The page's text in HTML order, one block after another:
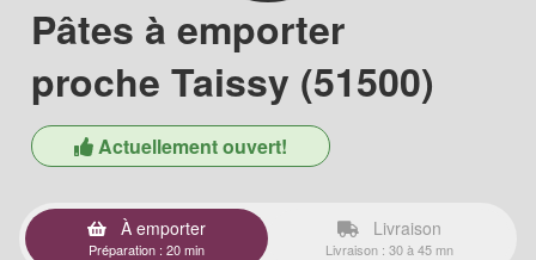
Pâtes à emporter
proche Taissy (51500)
Actuellement ouvert!
À emporter
Préparation : 20 min
Livraison
Livraison : 30 à 45 mn